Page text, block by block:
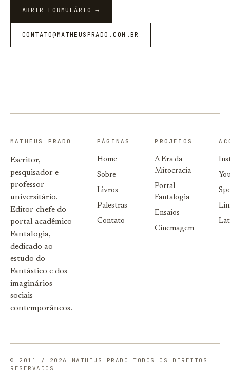
ABRIR FORMULÁRIO →
CONTATO@MATHEUSPRADO.COM.BR
MATHEUS PRADO
Escritor,
pesquisador e
professor
universitário.
Editor-chefe do
portal acadêmico
Fantalogia,
dedicado ao
estudo do
Fantástico e dos
imaginários
sociais
contemporâneos.
PÁGINAS
Home
Sobre
Livros
Palestras
Contato
PROJETOS
A Era da
Mitocracia
Portal
Fantalogia
Ensaios
Cinemagem
© 2011 / 2026 MATHEUS PRADO TODOS OS DIREITOS
RESERVADOS